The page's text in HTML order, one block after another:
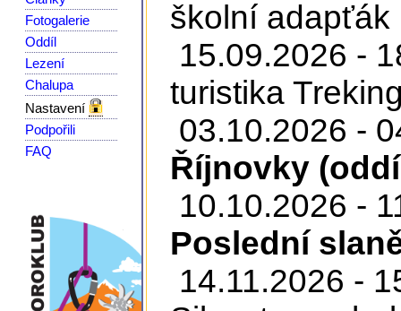
Fotogalerie
Oddíl
Lezení
Chalupa
Nastavení
Podpořili
FAQ
školní adapťák
15.09.2026 -
turistika
03.10.2026 -
Říjnovky
10.10.2026 -
Poslední
14.11.2026 -